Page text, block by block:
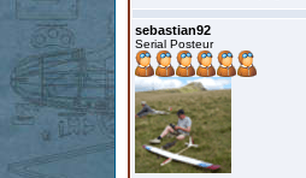
sebastian92
Serial Posteur